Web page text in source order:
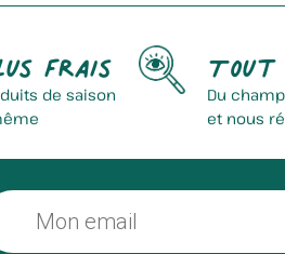
frais
de saison
Tout
Du
et nous